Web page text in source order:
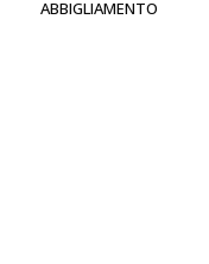
ABBIGLIAMENTO